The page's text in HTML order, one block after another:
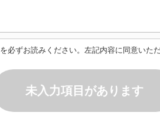
を必ずお読みください。左記内容に同意いた
未入力項目があります